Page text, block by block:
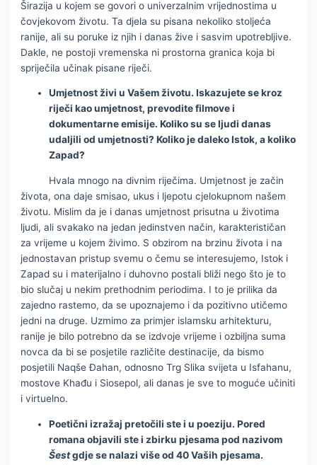
Širazija u kojem se govori o univerzalnim vrijednostima u
čovjekovom životu. Ta djela su pisana nekoliko stoljeća
ranije, ali su poruke iz njih i danas žive i sasvim upotrebljive.
Dakle, ne postoji vremenska ni prostorna granica koja bi
spriječila učinak pisane riječi.
Umjetnost živi u Vašem životu. Iskazujete se kroz
riječi kao umjetnost, prevodite filmove i
dokumentarne emisije. Koliko su se ljudi danas
udaljili od umjetnosti? Koliko je daleko Istok, a koliko
Zapad?
Hvala mnogo na divnim riječima. Umjetnost je začin
života, ona daje smisao, ukus i ljepotu cjelokupnom našem
životu. Mislim da je i danas umjetnost prisutna u životima
ljudi, ali svakako na jedan jedinstven način, karakterističan
za vrijeme u kojem živimo. S obzirom na brzinu života i na
jednostavan pristup svemu o čemu se interesujemo, Istok i
Zapad su i materijalno i duhovno postali bliži nego što je to
bio slučaj u nekim prethodnim periodima. I to je prilika da
zajedno rastemo, da se upoznajemo i da pozitivno utičemo
jedni na druge. Uzmimo za primjer islamsku arhitekturu,
ranije je bilo potrebno da se izdvoje vrijeme i ozbiljna suma
novca da bi se posjetile različite destinacije, da bismo
posjetili Naqše Đahan, odnosno Trg Slika svijeta u Isfahanu,
mostove Khađu i Siosepol, ali danas je sve to moguće učiniti
i virtuelno.
Poetični izražaj pretočili ste i u poeziju. Pored
romana objavili ste i zbirku pjesama pod nazivom
Šestgdje se nalazi više od 40 Vaših pjesama.